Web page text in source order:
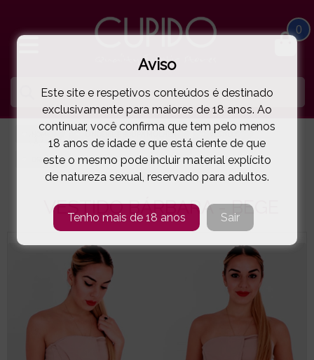
0
LINGERIE E ROUPA MULHER VESTIDOS
DRESSES VESTIDO BÁRBARA - BEGE( 95-2490.E )
VESTIDO BÁRBARA - BEGE
Aviso
Este site e respetivos conteúdos é destinado
exclusivamente para maiores de 18 anos. Ao
continuar, você confirma que tem pelo menos
18 anos de idade e que está ciente de que
este o mesmo pode incluir material explícito
de natureza sexual, reservado para adultos.
Tenho mais de 18 anos Sair